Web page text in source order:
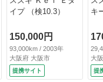
イプ （検10.3）
150,000円
93,000km / 2003年
大阪府 大阪市
提携サイト
キ
大
提